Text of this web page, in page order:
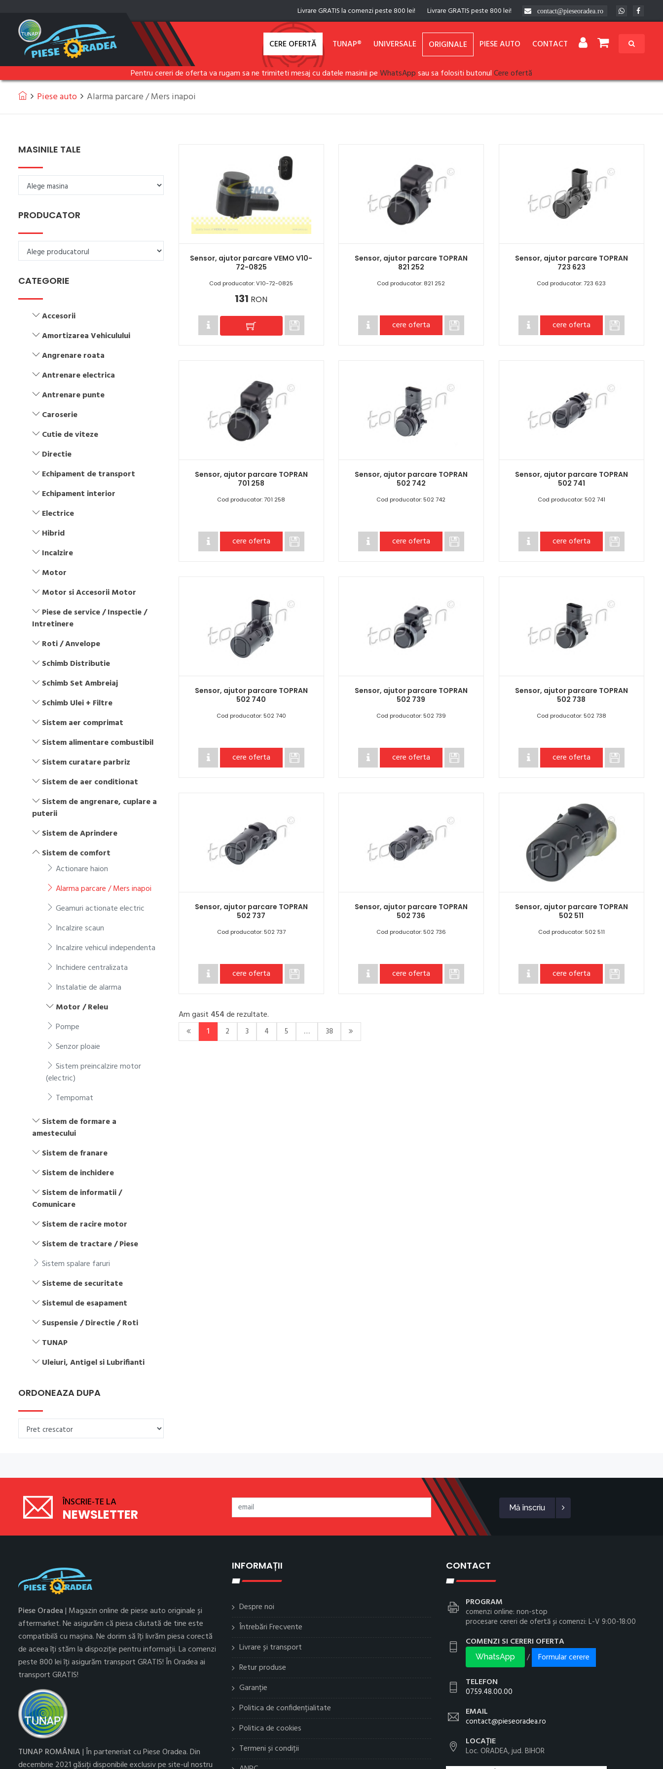
Livrare GRATIS la comenzi peste 800 lei! Livrare GRATIS peste 800 lei! contact@pieseoradea.ro
CERE OFERTĂ TUNAP® UNIVERSALE ORIGINALE PIESE AUTO CONTACT
Pentru cereri de oferta va rugam sa ne trimiteti mesaj cu datele masinii peWhatsAppsau sa folositi butonulCere ofertă
Piese auto Alarma parcare / Mers inapoi
MASINILE TALE
PRODUCATOR
CATEGORIE
Accesorii
Amortizarea Vehiculului
Angrenare roata
Antrenare electrica
Antrenare punte
Caroserie
Cutie de viteze
Directie
Echipament de transport
Echipament interior
Electrice
Hibrid
Incalzire
Motor
Motor si Accesorii Motor
Piese de service / Inspectie /
Intretinere
Roti / Anvelope
Schimb Distributie
Schimb Set Ambreiaj
Schimb Ulei + Filtre
Sistem aer comprimat
Sistem alimentare combustibil
Sistem curatare parbriz
Sistem de aer conditionat
Sistem de angrenare, cuplare a
puterii
Sistem de Aprindere
Sistem de comfort
Actionare haion
Alarma parcare / Mers inapoi
Geamuri actionate electric
Incalzire scaun
Incalzire vehicul independenta
Inchidere centralizata
Instalatie de alarma
Motor / Releu
Pompe
Senzor ploaie
Sistem preincalzire motor
(electric)
Tempomat
Sistem de formare a
amestecului
Sistem de franare
Sistem de inchidere
Sistem de informatii /
Comunicare
Sistem de racire motor
Sistem de tractare / Piese
Sistem spalare faruri
Sisteme de securitate
Sistemul de esapament
Suspensie / Directie / Roti
TUNAP
Uleiuri, Antigel si Lubrifianti
ORDONEAZA DUPA
Sensor, ajutor parcare VEMO V10-
72-0825
Cod producator: V10-72-0825
131 RON
Sensor, ajutor parcare TOPRAN
821 252
Cod producator: 821 252
cere oferta
Sensor, ajutor parcare TOPRAN
723 623
Cod producator: 723 623
cere oferta
Sensor, ajutor parcare TOPRAN
701 258
Cod producator: 701 258
cere oferta
Sensor, ajutor parcare TOPRAN
502 742
Cod producator: 502 742
cere oferta
Sensor, ajutor parcare TOPRAN
502 741
Cod producator: 502 741
cere oferta
Sensor, ajutor parcare TOPRAN
502 740
Cod producator: 502 740
cere oferta
Sensor, ajutor parcare TOPRAN
502 739
Cod producator: 502 739
cere oferta
Sensor, ajutor parcare TOPRAN
502 738
Cod producator: 502 738
cere oferta
Sensor, ajutor parcare TOPRAN
502 737
Cod producator: 502 737
cere oferta
Sensor, ajutor parcare TOPRAN
502 736
Cod producator: 502 736
cere oferta
Sensor, ajutor parcare TOPRAN
502 511
Cod producator: 502 511
cere oferta
Am gasit 454de rezultate.
1 2 3 4 5 … 38
ÎNSCRIE-TE LA
NEWSLETTER Mă înscriu
Piese Oradea| Magazin online de piese auto originale și
aftermarket. Ne asigurăm că piesa căutată de tine este
compatibilă cu mașina. Ne dorim să îți livrăm piesa corectă
de aceea îți stăm la dispoziție pentru informații. La comenzi
peste 800 lei îți asigurăm transport GRATIS! În Oradea ai
transport GRATIS!
TUNAP ROMÂNIA| În parteneriat cu Piese Oradea. Din
decembrie 2021 găsiți disponibile exclusiv pe site-ul nostru
INFORMAȚII
Despre noi
Întrebări Frecvente
Livrare și transport
Retur produse
Garanție
Politica de confidențialitate
Politica de cookies
Termeni și condiții
CONTACT
PROGRAM
comenzi online: non-stop
procesare cereri de ofertă și comenzi: L-V 9:00-18:00
COMENZI SI CERERI OFERTA
WhatsApp /
Formular cerere
TELEFON
0759.48.00.00
EMAIL
contact@pieseoradea.ro
LOCAȚIE
Loc. ORADEA, jud. BIHOR